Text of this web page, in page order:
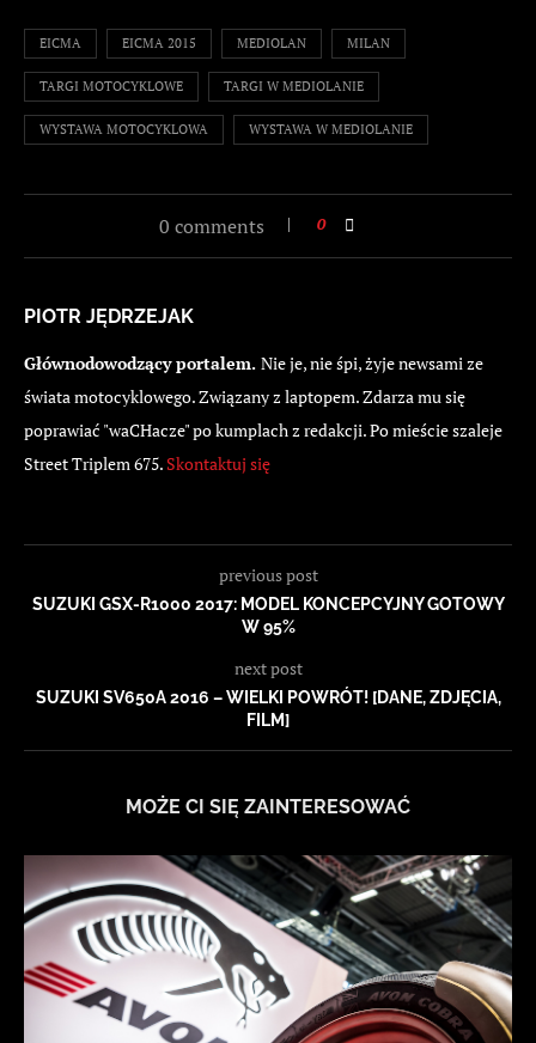
EICMA EICMA 2015 MEDIOLAN MILAN
TARGI MOTOCYKLOWE TARGI W MEDIOLANIE
WYSTAWA MOTOCYKLOWA WYSTAWA W MEDIOLANIE
0 comments 0
PIOTR JĘDRZEJAK
Głównodowodzący portalem. Nie je, nie śpi, żyje newsami ze
świata motocyklowego. Związany z laptopem. Zdarza mu się
poprawiać "waCHacze" po kumplach z redakcji. Po mieście szaleje
Street Triplem 675. Skontaktuj się
previous post
SUZUKI GSX-R1000 2017: MODEL KONCEPCYJNY GOTOWY
W 95%
next post
SUZUKI SV650A 2016 – WIELKI POWRÓT! [DANE, ZDJĘCIA,
FILM]
MOŻE CI SIĘ ZAINTERESOWAĆ